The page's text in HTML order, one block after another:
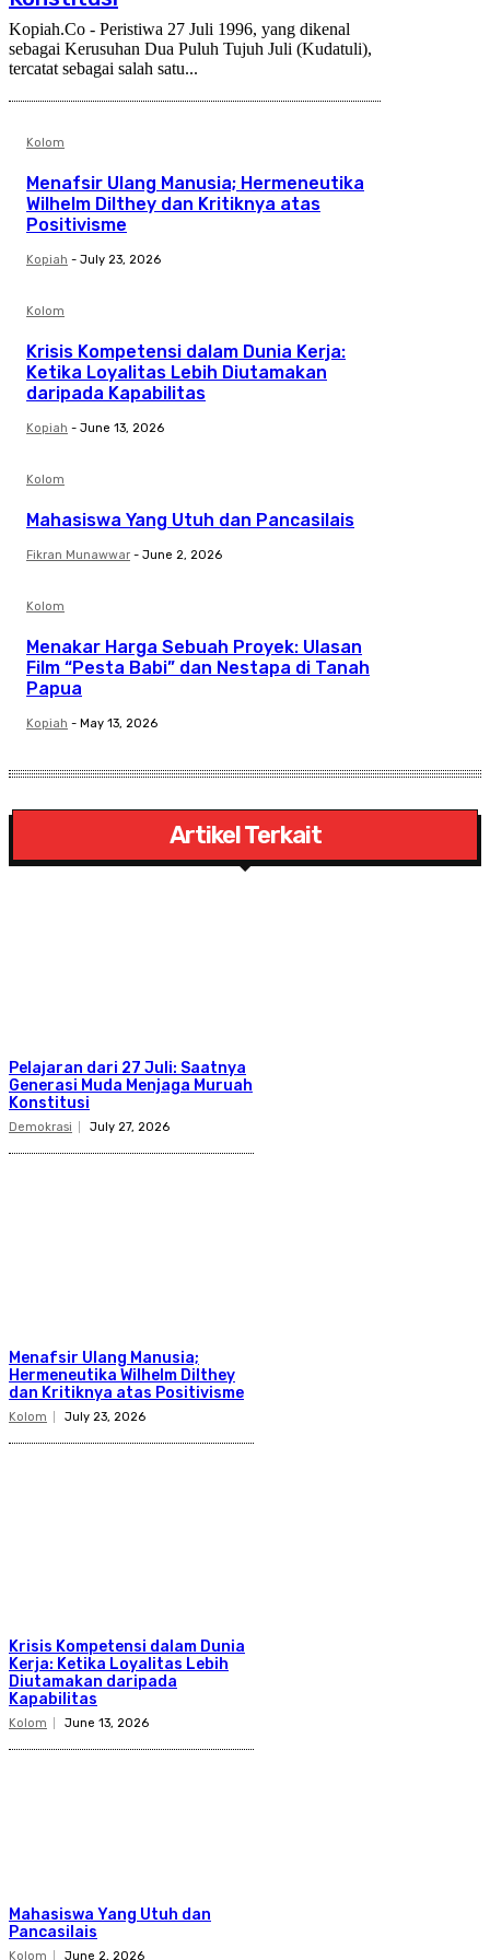
Kopiah.Co - Peristiwa 27 Juli 1996, yang dikenal
sebagai Kerusuhan Dua Puluh Tujuh Juli (Kudatuli),
tercatat sebagai salah satu...
Kolom
Menafsir Ulang Manusia; Hermeneutika
Wilhelm Dilthey dan Kritiknya atas
Positivisme
Kopiah - July 23, 2026
Kolom
Krisis Kompetensi dalam Dunia Kerja:
Ketika Loyalitas Lebih Diutamakan
daripada Kapabilitas
Kopiah - June 13, 2026
Kolom
Mahasiswa Yang Utuh dan Pancasilais
Fikran Munawwar - June 2, 2026
Kolom
Menakar Harga Sebuah Proyek: Ulasan
Film “Pesta Babi” dan Nestapa di Tanah
Papua
Kopiah - May 13, 2026
Artikel Terkait
Pelajaran dari 27 Juli: Saatnya
Generasi Muda Menjaga Muruah
Konstitusi
Demokrasi July 27, 2026
Menafsir Ulang Manusia;
Hermeneutika Wilhelm Dilthey
dan Kritiknya atas Positivisme
Kolom July 23, 2026
Krisis Kompetensi dalam Dunia
Kerja: Ketika Loyalitas Lebih
Diutamakan daripada
Kapabilitas
Kolom June 13, 2026
Mahasiswa Yang Utuh dan
Pancasilais
Kolom June 2, 2026